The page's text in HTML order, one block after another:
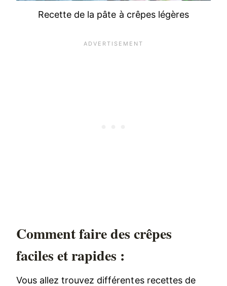
Recette de la pâte à crêpes légères
Comment faire des crêpes
faciles et rapides :
Vous allez trouvez différentes recettes de